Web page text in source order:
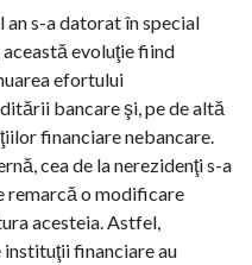
an s-a datorat în special
evoluţie fiind
efortului
bancare şi, pe de altă
financiare nebancare.
cea de la nerezidenţi s-a
remarcă o modificare
acesteia. Astfel,
financiare au